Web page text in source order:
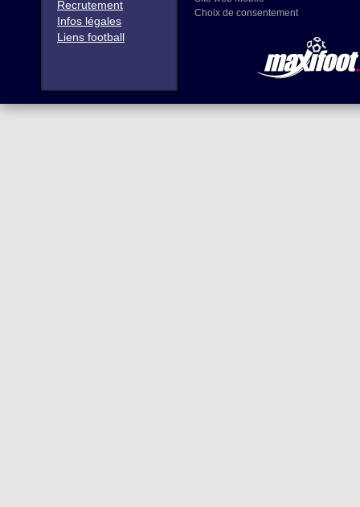
Recrutement
Infos légales
Liens football
Choix de consentement